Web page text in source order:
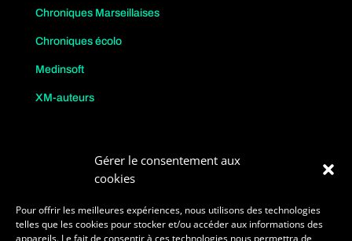
Gérer le consentement aux
cookies
Pour offrir les meilleures expériences, nous utilisons des technologies
telles que les cookies pour stocker et/ou accéder aux informations des
appareils. Le fait de consentir à ces technologies nous permettra de
Chroniques Marseillaises
Chroniques écolo
Medinsoft
XM-auteurs